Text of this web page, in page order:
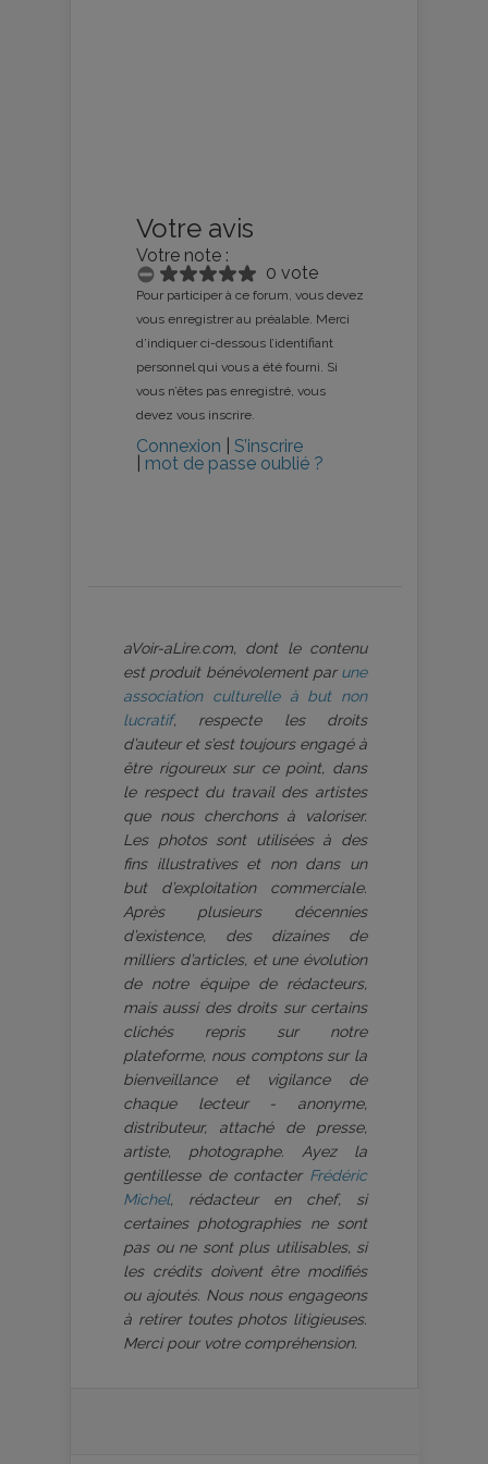
Votre avis
Votre note :
0 vote
Pour participer à ce forum, vous devez
vous enregistrer au préalable. Merci
d’indiquer ci-dessous l’identifiant
personnel qui vous a été fourni. Si
vous n’êtes pas enregistré, vous
devez vous inscrire.
Connexion
S’inscrire
mot de passe oublié ?
aVoir-aLire.com, dont le contenu
est produit bénévolement par une
association culturelle à but non
lucratif, respecte les droits
d’auteur et s’est toujours engagé à
être rigoureux sur ce point, dans
le respect du travail des artistes
que nous cherchons à valoriser.
Les photos sont utilisées à des
fins illustratives et non dans un
but d’exploitation commerciale.
Après plusieurs décennies
d’existence, des dizaines de
milliers d’articles, et une évolution
de notre équipe de rédacteurs,
mais aussi des droits sur certains
clichés repris sur notre
plateforme, nous comptons sur la
bienveillance et vigilance de
chaque lecteur - anonyme,
distributeur, attaché de presse,
artiste, photographe. Ayez la
gentillesse de contacter Frédéric
Michel, rédacteur en chef, si
certaines photographies ne sont
pas ou ne sont plus utilisables, si
les crédits doivent être modifiés
ou ajoutés. Nous nous engageons
à retirer toutes photos litigieuses.
Merci pour votre compréhension.